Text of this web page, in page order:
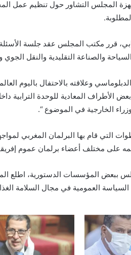
المجلس التشاور حول تنظيم عمل
والصناعة التقليدية والنقل
وعلاقته بالاحتفال باليوم
بعض الأطراف المعادية للوحدة
الخارجية في الموضوع “.
التي قام بها البرلمان المغربي
على مختلف أعضاء برلمان عموم
ببعض المؤسسات الدستورية، اطلع
العمومية في مجال السلامة